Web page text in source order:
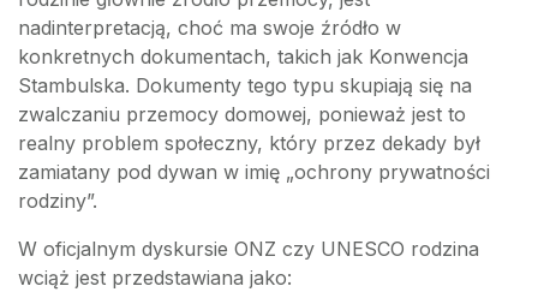
nadinterpretacją, choć ma swoje źródło w
konkretnych dokumentach, takich jak Konwencja
Stambulska. Dokumenty tego typu skupiają się na
zwalczaniu przemocy domowej, ponieważ jest to
realny problem społeczny, który przez dekady był
zamiatany pod dywan w imię „ochrony prywatności
rodziny”.
W oficjalnym dyskursie ONZ czy UNESCO rodzina
wciąż jest przedstawiana jako: